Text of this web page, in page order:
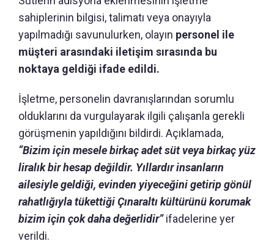
sahiplerinin bilgisi, talimatı veya onayıyla
yapılmadığı savunulurken, olayın personel ile
müşteri arasındaki iletişim sırasında bu
noktaya geldiği ifade edildi.
İşletme, personelin davranışlarından sorumlu
olduklarını da vurgulayarak ilgili çalışanla gerekli
görüşmenin yapıldığını bildirdi. Açıklamada,
“Bizim için mesele birkaç adet süt veya birkaç yüz
liralık bir hesap değildir. Yıllardır insanların
ailesiyle geldiği, evinden yiyeceğini getirip gönül
rahatlığıyla tükettiği Çınaraltı kültürünü korumak
bizim için çok daha değerlidir”ifadelerine yer
verildi.